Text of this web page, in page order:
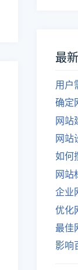
最
确定
如何
企业
优化
最佳